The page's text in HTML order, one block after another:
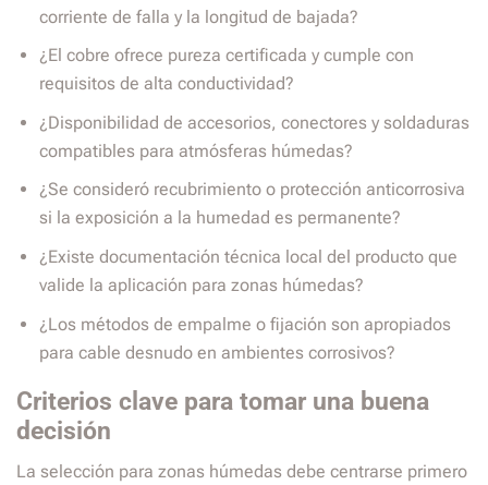
corriente de falla y la longitud de bajada?
¿El cobre ofrece pureza certificada y cumple con
requisitos de alta conductividad?
¿Disponibilidad de accesorios, conectores y soldaduras
compatibles para atmósferas húmedas?
¿Se consideró recubrimiento o protección anticorrosiva
si la exposición a la humedad es permanente?
¿Existe documentación técnica local del producto que
valide la aplicación para zonas húmedas?
¿Los métodos de empalme o fijación son apropiados
para cable desnudo en ambientes corrosivos?
Criterios clave para tomar una buena
decisión
La selección para zonas húmedas debe centrarse primero